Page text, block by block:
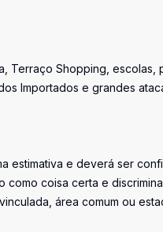
Terraço Shopping,
Importados e grandes
estimativa e deverá ser
como coisa certa e
área comum ou